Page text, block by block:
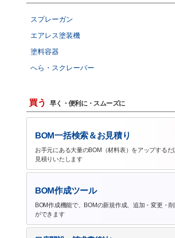
スプレーガン
エアレス塗装機
塗料容器
へら・スクレーパー
買う 早く・便利に・スムーズに
BOM一括検索＆お見積り
お手元にある大量のBOM（材料表）をアップするだ
見積りいたします
BOM作成ツール
BOM作成機能で、BOMの新規作成、追加・変更・
ができます